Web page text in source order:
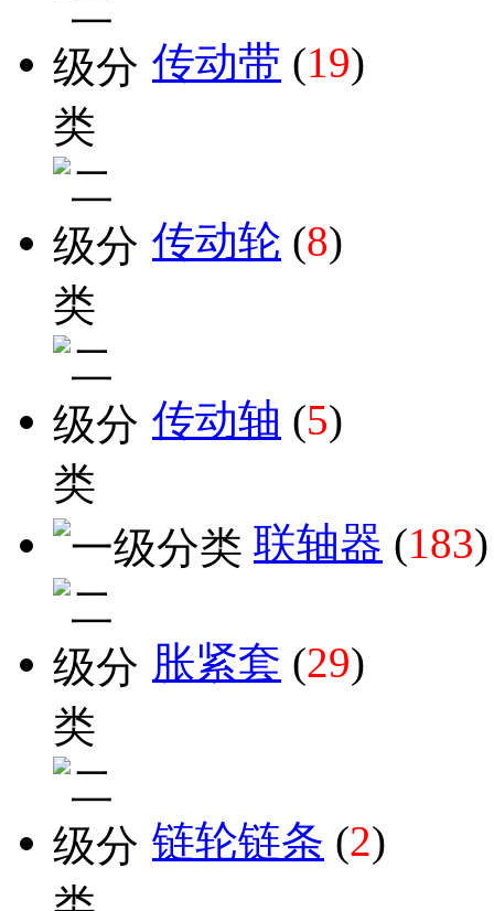
传动带 (19)
传动轮 (8)
传动轴 (5)
联轴器 (183)
胀紧套 (29)
链轮链条 (2)